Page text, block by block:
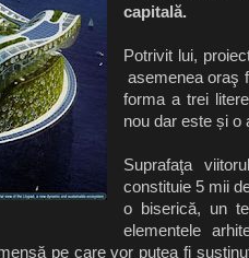
capitală.
Potrivit lui,
asemenea oraş
forma a trei
nou dar este și o
Suprafaţa
constituie 5 mii
o biserică, un
elementele
pe care vor putea fi